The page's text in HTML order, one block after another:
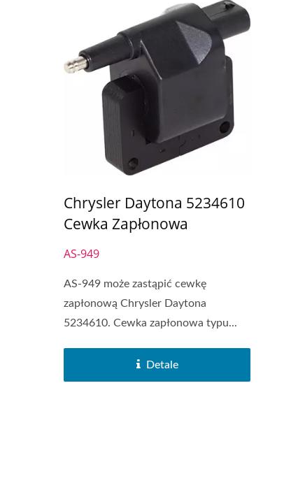
Chrysler Daytona 5234610
Cewka Zapłonowa
AS-949
AS-949 może zastąpić cewkę
zapłonową Chrysler Daytona
5234610. Cewka zapłonowa typu...
Detale